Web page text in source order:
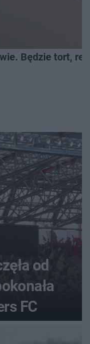
Będzie tort,
od
FC